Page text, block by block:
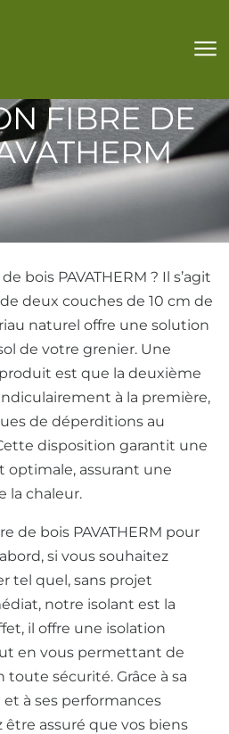
FIBRE DE
bois PAVATHERM ? Il s’agit
deux couches de 10 cm de
naturel offre une solution
de votre grenier. Une
est que la deuxième
à la première,
de déperditions au
disposition garantit une
optimale, assurant une
la chaleur.
de bois PAVATHERM pour
si vous souhaitez
tel quel, sans projet
notre isolant est la
il offre une isolation
en vous permettant de
sécurité. Grâce à sa
à ses performances
être assuré que vos biens